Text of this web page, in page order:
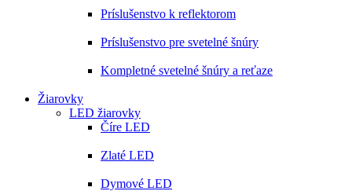
Príslušenstvo k reflektorom
Príslušenstvo pre svetelné šnúry
Kompletné svetelné šnúry a reťaze
Žiarovky
LED žiarovky
Číre LED
Zlaté LED
Dymové LED